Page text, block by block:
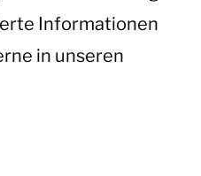
Informationen
in unseren